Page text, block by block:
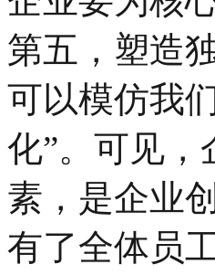
第五，塑造
可以模仿我
化”。可见
素，是企业
有了全体员